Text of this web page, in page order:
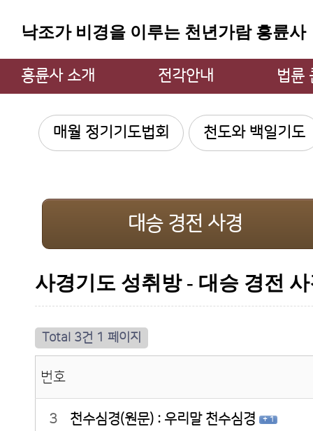
낙조가 비경을 이루는 천년가람 흥륜사
흥륜사 소개
주지스님 인사
흥륜사 소개
흥륜사 사계
찾아오시는 길
전각안내
대웅전
만불전
삼성각
종무소
쉼터
법륜
법륜
큰스님
매월 정기기도법회 천도와 백일기도
대승 경전 사경
사경기도 성취방 - 대승 경전
Total 3건 1 페이지
번호
3 천수심경(원문) : 우리말 천수심경 + 1